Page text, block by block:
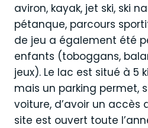
aviron, kayak, jet ski, ski
pétanque, parcours
de jeu a également été
enfants (toboggans,
jeux). Le lac est situé à 5
mais un parking permet,
voiture, d’avoir un accès
site est ouvert toute